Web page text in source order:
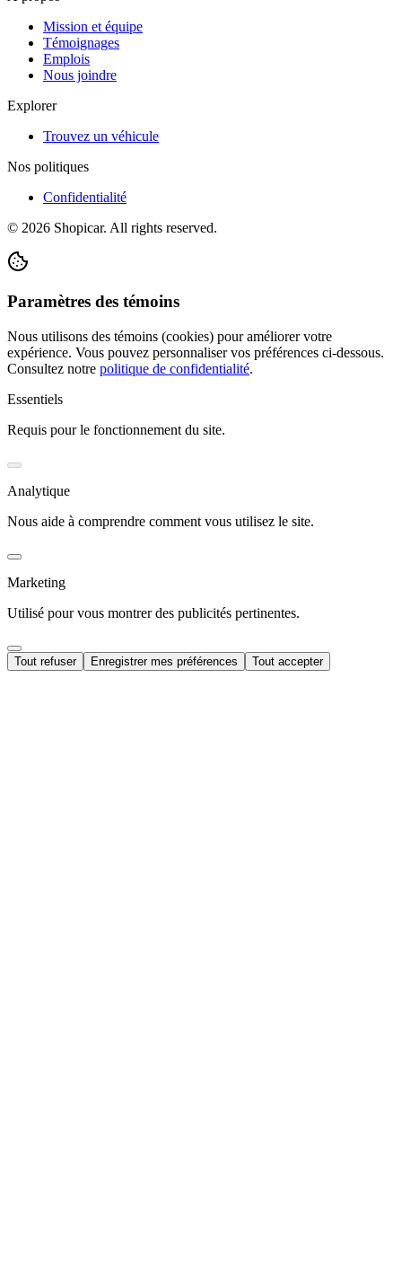
Mission et équipe
Témoignages
Emplois
Nous joindre
Explorer
Trouvez un véhicule
Nos politiques
Confidentialité
© 2026 Shopicar. All rights reserved.
Paramètres des témoins
Nous utilisons des témoins (cookies) pour améliorer votre
expérience. Vous pouvez personnaliser vos préférences ci-dessous.
Consultez notre politique de confidentialité.
Essentiels
Requis pour le fonctionnement du site.
Analytique
Nous aide à comprendre comment vous utilisez le site.
Marketing
Utilisé pour vous montrer des publicités pertinentes.
Tout refuser Enregistrer mes préférences Tout accepter